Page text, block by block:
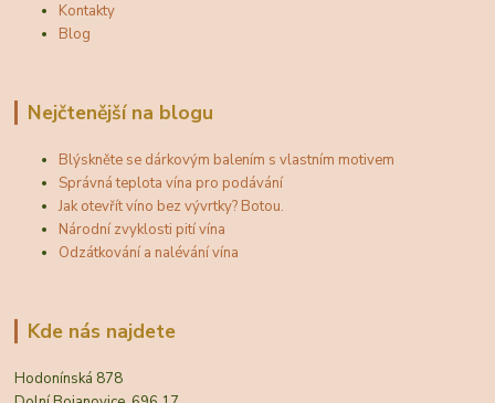
Kontakty
Blog
Nejčtenější na blogu
Blýskněte se dárkovým balením s vlastním motivem
Správná teplota vína pro podávání
Jak otevřít víno bez vývrtky? Botou.
Národní zvyklosti pití vína
Odzátkování a nalévání vína
Kde nás najdete
Hodonínská 878